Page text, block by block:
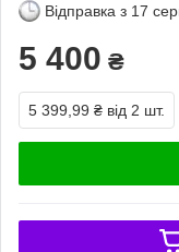
Відправка з 17
5 400 ₴
5 399,99 ₴ від 2 шт.